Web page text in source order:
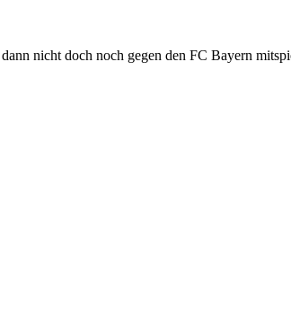
nicht doch noch gegen den FC Bayern